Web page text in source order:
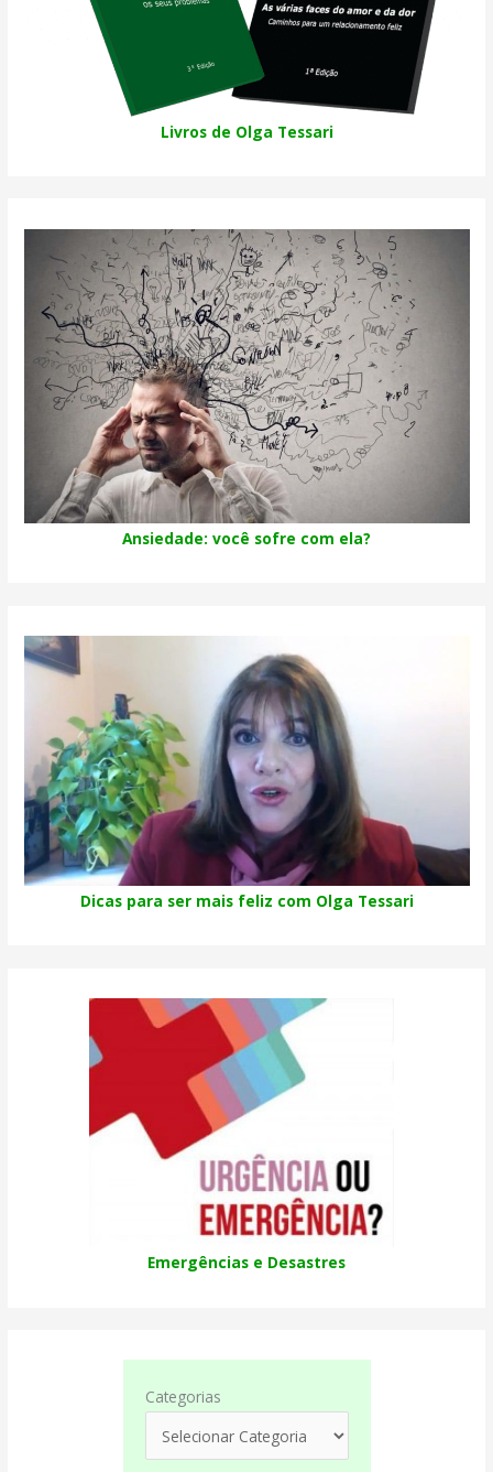
Livros de Olga Tessari
Ansiedade: você sofre com ela?
Dicas para ser mais feliz com Olga Tessari
Emergências e Desastres
Categorias